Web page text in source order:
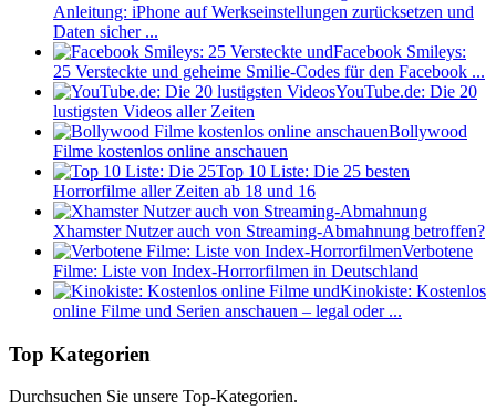
Anleitung: iPhone auf Werkseinstellungen zurücksetzen und
Daten sicher ...
Facebook Smileys:
25 Versteckte und geheime Smilie-Codes für den Facebook ...
YouTube.de: Die 20
lustigsten Videos aller Zeiten
Bollywood
Filme kostenlos online anschauen
Top 10 Liste: Die 25 besten
Horrorfilme aller Zeiten ab 18 und 16
Xhamster Nutzer auch von Streaming-Abmahnung betroffen?
Verbotene
Filme: Liste von Index-Horrorfilmen in Deutschland
Kinokiste: Kostenlos
online Filme und Serien anschauen – legal oder ...
Top Kategorien
Durchsuchen Sie unsere Top-Kategorien.